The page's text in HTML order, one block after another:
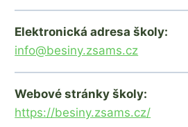
Elektronická adresa školy:
info@besiny.zsams.cz
Webové stránky školy:
https://besiny.zsams.cz/